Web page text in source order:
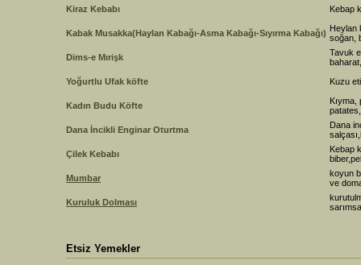
Kiraz Kebabı
Kebap
Kabak Musakka(Haylan Kabağı-Asma Kabağı-Sıyırma Kabağı) Heylan
soğan,
Dims-e Mırişk
Tavuk
Yoğurtlu Ufak köfte
Kuzu
Kadın Budu Köfte
Dana İncikli Enginar Oturtma
Dana
Çilek Kebabı
Kebap
Mumbar
koyun
ve
Kuruluk Dolması
Etsiz Yemekler